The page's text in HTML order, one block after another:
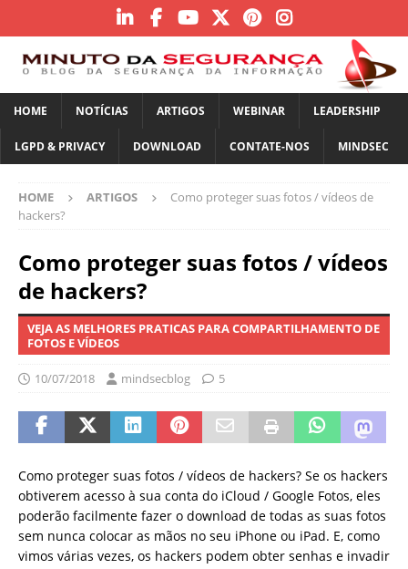
HOME NOTÍCIAS ARTIGOS WEBINAR LEADERSHIP
LGPD & PRIVACY DOWNLOAD CONTATE-NOS MINDSEC
HOME ARTIGOS
Como proteger suas fotos / vídeos de
hackers?
Como proteger suas fotos / vídeos
de hackers?
VEJA AS MELHORES PRATICAS PARA COMPARTILHAMENTO DE
FOTOS E VÍDEOS
10/07/2018 mindsecblog 5
Como proteger suas fotos / vídeos de hackers? Se os hackers
obtiverem acesso à sua conta do iCloud / Google Fotos, eles
poderão facilmente fazer o download de todas as suas fotos
sem nunca colocar as mãos no seu iPhone ou iPad. E, como
vimos várias vezes, os hackers podem obter senhas e invadir